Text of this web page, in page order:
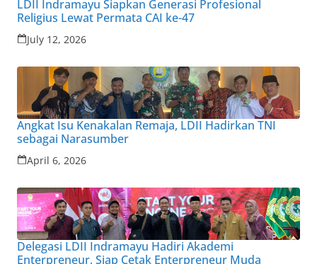
LDII Indramayu Siapkan Generasi Profesional
Religius Lewat Permata CAI ke-47
July 12, 2026
Angkat Isu Kenakalan Remaja, LDII Hadirkan TNI
sebagai Narasumber
April 6, 2026
Delegasi LDII Indramayu Hadiri Akademi
Enterpreneur, Siap Cetak Enterpreneur Muda